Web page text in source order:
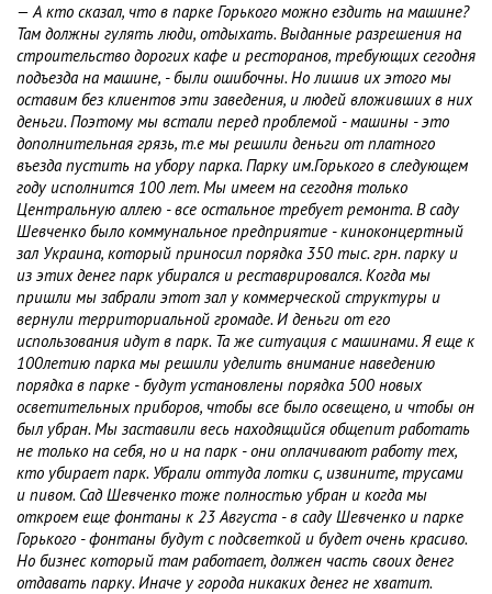
— А кто сказал, что в парке Горького можно ездить на машине?
Там должны гулять люди, отдыхать. Выданные разрешения на
строительство дорогих кафе и ресторанов, требующих сегодня
подъезда на машине, - были ошибочны. Но лишив их этого мы
оставим без клиентов эти заведения, и людей вложивших в них
деньги. Поэтому мы встали перед проблемой - машины - это
дополнительная грязь, т.е мы решили деньги от платного
въезда пустить на убору парка. Парку им.Горького в следующем
году исполнится 100 лет. Мы имеем на сегодня только
Центральную аллею - все остальное требует ремонта. В саду
Шевченко было коммунальное предприятие - киноконцертный
зал Украина, который приносил порядка 350 тыс. грн. парку и
из этих денег парк убирался и реставрировался. Когда мы
пришли мы забрали этот зал у коммерческой структуры и
вернули территориальной громаде. И деньги от его
использования идут в парк. Та же ситуация с машинами. Я еще к
100летию парка мы решили уделить внимание наведению
порядка в парке - будут установлены порядка 500 новых
осветительных приборов, чтобы все было освещено, и чтобы он
был убран. Мы заставили весь находящийся общепит работать
не только на себя, но и на парк - они оплачивают работу тех,
кто убирает парк. Убрали оттуда лотки с, извините, трусами
и пивом. Сад Шевченко тоже полностью убран и когда мы
откроем еще фонтаны к 23 Августа - в саду Шевченко и парке
Горького - фонтаны будут с подсветкой и будет очень красиво.
Но бизнес который там работает, должен часть своих денег
отдавать парку. Иначе у города никаких денег не хватит.